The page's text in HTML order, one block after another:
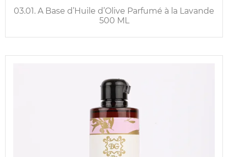
03.01. A Base d’Huile d’Olive Parfumé à la Lavande
500 ML